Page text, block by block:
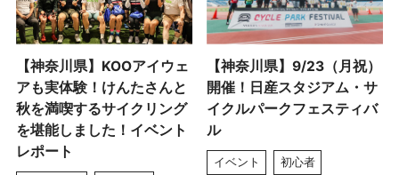
【神奈川県】KOOアイウェ
アも実体験！けんたさんと
秋を満喫するサイクリング
を堪能しました！イベント
レポート
【神奈川県】9/23（月祝）
開催！日産スタジアム・サ
イクルパークフェスティバ
ル
イベント 初心者